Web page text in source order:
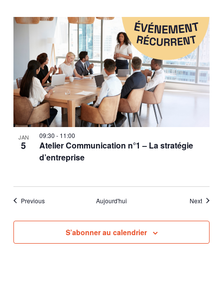
JAN
5
09:30- 11:00
Atelier Communication n°1 – La stratégie
d’entreprise
PreviousÉvènements Aujourd'hui Next
S’abonner au calendrier